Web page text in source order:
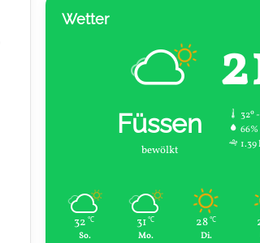
Wetter
Füssen
bewölkt
32º
66%
32 ℃
So.
31℃
Mo.
28℃
Di.